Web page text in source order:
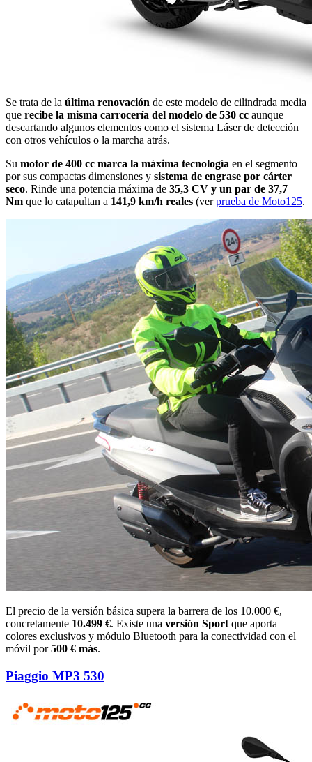
Se trata de la última renovación de este modelo de cilindrada media
que recibe la misma carrocería del modelo de 530 cc aunque
descartando algunos elementos como el sistema Láser de detección
con otros vehículos o la marcha atrás.
Su motor de 400 cc marca la máxima tecnología en el segmento
por sus compactas dimensiones y sistema de engrase por cárter
seco. Rinde una potencia máxima de 35,3 CV y un par de 37,7
Nm que lo catapultan a 141,9 km/h reales (verprueba de Moto125.
El precio de la versión básica supera la barrera de los 10.000 €,
concretamente 10.499 €. Existe una versión Sport que aporta
colores exclusivos y módulo Bluetooth para la conectividad con el
móvil por500 € más.
Piaggio MP3 530